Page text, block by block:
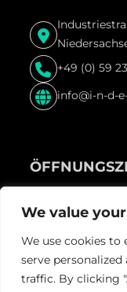
We value
We use cookies to
serve
traffic. By clicking
+49 (0) 59
info@i-n-d-